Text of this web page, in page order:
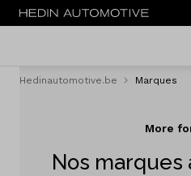
Menu
Voitures d'occasion
Hedinautomotive.be Marques
More
Nos